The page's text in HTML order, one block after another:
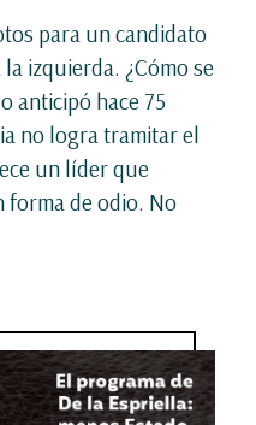
para un candidato
izquierda. ¿Cómo se
anticipó hace 75
no logra tramitar el
un líder que
forma de odio. No